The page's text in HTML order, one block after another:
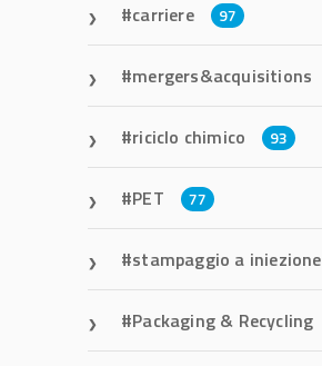
carriere 97
mergers&acquisitions
riciclo chimico 93
PET 77
stampaggio a iniezione
Packaging & Recycling